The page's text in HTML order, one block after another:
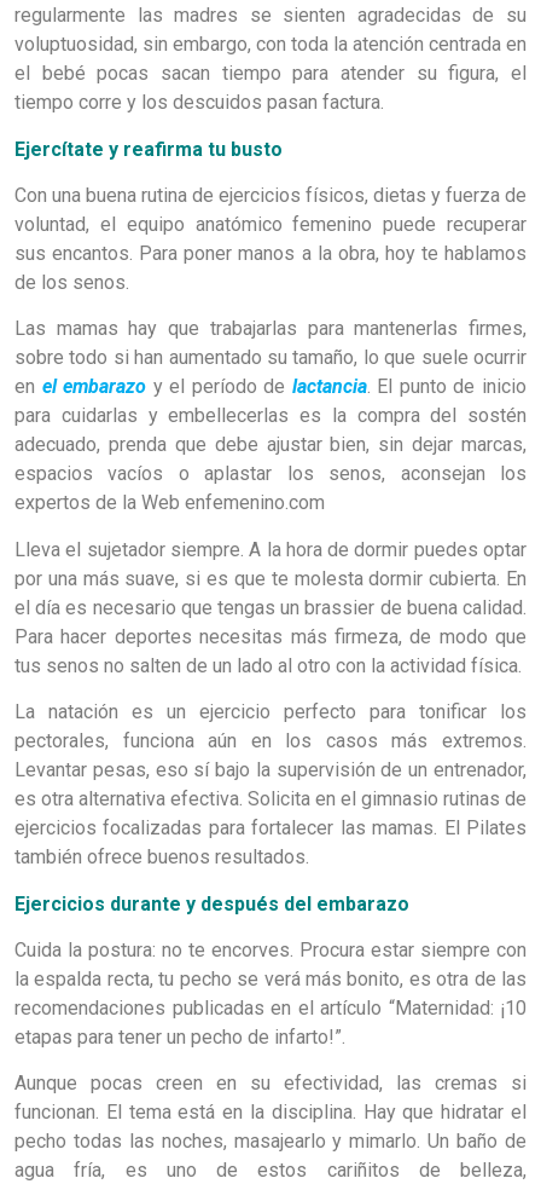
regularmente las madres se sienten agradecidas de su
voluptuosidad, sin embargo, con toda la atención centrada en
el bebé pocas sacan tiempo para atender su figura, el
tiempo corre y los descuidos pasan factura.
Ejercítate y reafirma tu busto
Con una buena rutina de ejercicios físicos, dietas y fuerza de
voluntad, el equipo anatómico femenino puede recuperar
sus encantos. Para poner manos a la obra, hoy te hablamos
de los senos.
Las mamas hay que trabajarlas para mantenerlas firmes,
sobre todo si han aumentado su tamaño, lo que suele ocurrir
en el embarazo y el período de lactancia. El punto de inicio
para cuidarlas y embellecerlas es la compra del sostén
adecuado, prenda que debe ajustar bien, sin dejar marcas,
espacios vacíos o aplastar los senos, aconsejan los
expertos de la Web enfemenino.com
Lleva el sujetador siempre. A la hora de dormir puedes optar
por una más suave, si es que te molesta dormir cubierta. En
el día es necesario que tengas un brassier de buena calidad.
Para hacer deportes necesitas más firmeza, de modo que
tus senos no salten de un lado al otro con la actividad física.
La natación es un ejercicio perfecto para tonificar los
pectorales, funciona aún en los casos más extremos.
Levantar pesas, eso sí bajo la supervisión de un entrenador,
es otra alternativa efectiva. Solicita en el gimnasio rutinas de
ejercicios focalizadas para fortalecer las mamas. El Pilates
también ofrece buenos resultados.
Ejercicios durante y después del embarazo
Cuida la postura: no te encorves. Procura estar siempre con
la espalda recta, tu pecho se verá más bonito, es otra de las
recomendaciones publicadas en el artículo “Maternidad: ¡10
etapas para tener un pecho de infarto!”.
Aunque pocas creen en su efectividad, las cremas si
funcionan. El tema está en la disciplina. Hay que hidratar el
pecho todas las noches, masajearlo y mimarlo. Un baño de
agua fría, es uno de estos cariñitos de belleza,